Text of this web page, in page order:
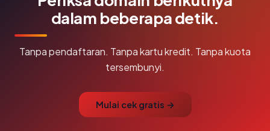
dalam beberapa detik.
Tanpa pendaftaran. Tanpa kartu kredit. Tanpa kuota
tersembunyi.
Mulai cek gratis →